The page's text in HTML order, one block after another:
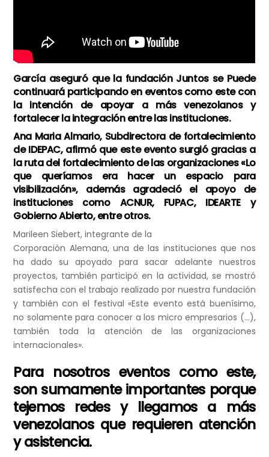
García aseguró que la fundación Juntos se Puede
continuará participando en eventos como este con
la intención de apoyar a más venezolanos y
fortalecer la integración entre las instituciones.
Ana Maria Almario, Subdirectora de fortalecimiento
de IDEPAC, afirmó que este evento surgió gracias a
la ruta del fortalecimiento de las organizaciones «Lo
que queríamos era hacer un espacio para
visibilización», además agradeció el apoyo de
instituciones como ACNUR, FUPAC, IDEARTE y
Gobierno Abierto, entre otros.
Marileen Siebert, integrante de la
Corporación Alemana, una de las instituciones que nos
ha dado su apoyado para sacar adelante nuestros
proyectos, también participó en la actividad, se mostró
satisfecha con el trabajo realizado por nuestra fundación
y también con el festival «Este evento está buenísimo,
no solamente para conocer a los micro empresarios (…),
también toda la atención de las organizaciones
internacionales».
Para nosotros eventos como este,
son sumamente importantes porque
tejemos redes y llegamos a más
venezolanos que requieren atención
y asistencia.